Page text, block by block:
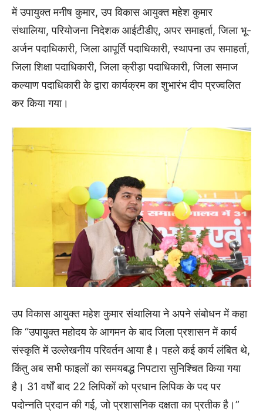
में उपायुक्त मनीष कुमार, उप विकास आयुक्त महेश कुमार
संथालिया, परियोजना निदेशक आईटीडीए, अपर समाहर्ता, जिला भू-
अर्जन पदाधिकारी, जिला आपूर्ति पदाधिकारी, स्थापना उप समाहर्ता,
जिला शिक्षा पदाधिकारी, जिला क्रीड़ा पदाधिकारी, जिला समाज
कल्याण पदाधिकारी के द्वारा कार्यक्रम का शुभारंभ दीप प्रज्वलित
कर किया गया।
उप विकास आयुक्त महेश कुमार संथालिया ने अपने संबोधन में कहा
कि “उपायुक्त महोदय के आगमन के बाद जिला प्रशासन में कार्य
संस्कृति में उल्लेखनीय परिवर्तन आया है। पहले कई कार्य लंबित थे,
किंतु अब सभी फाइलों का समयबद्ध निपटारा सुनिश्चित किया गया
है। 31 वर्षों बाद 22 लिपिकों को प्रधान लिपिक के पद पर
पदोन्नति प्रदान की गई, जो प्रशासनिक दक्षता का प्रतीक है।”